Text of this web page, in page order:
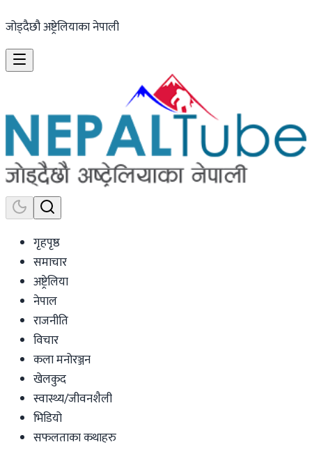
जोड्दैछौ अष्ट्रेलियाका नेपाली
गृहपृष्ठ
समाचार
अष्ट्रेलिया
नेपाल
राजनीति
विचार
कला मनोरञ्जन
खेलकुद
स्वास्थ्य/जीवनशैली
भिडियो
सफलताका कथाहरु